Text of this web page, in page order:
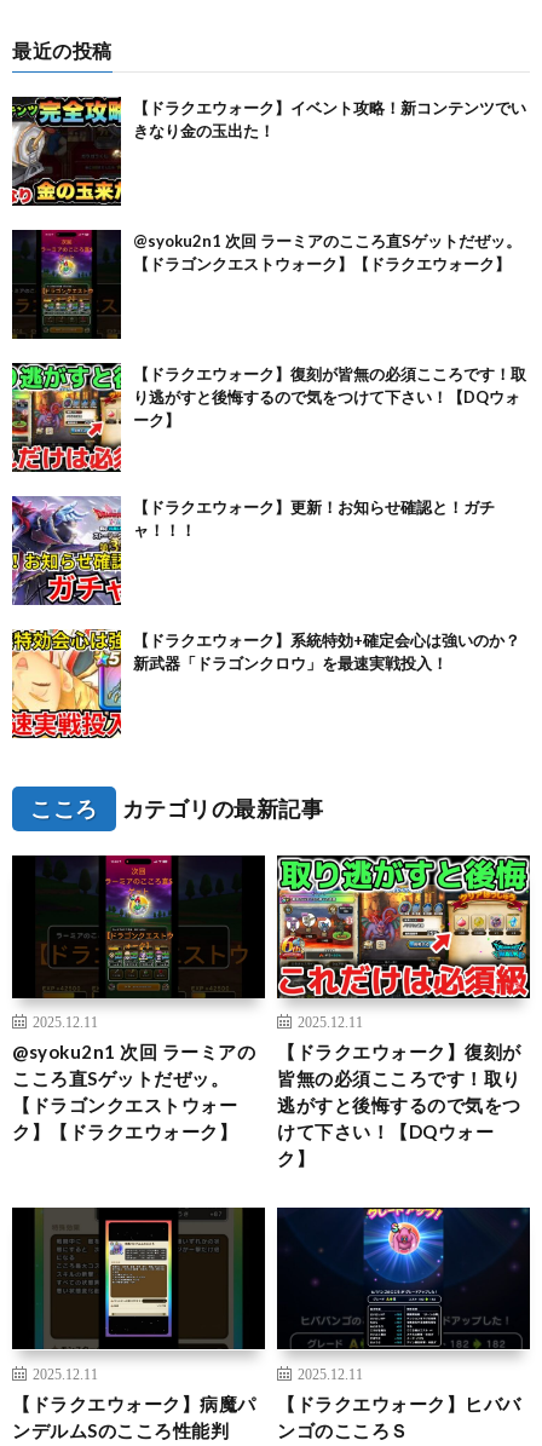
最近の投稿
【ドラクエウォーク】イベント攻略！新コンテンツでい
きなり金の玉出た！
@syoku2n1 次回 ラーミアのこころ直Sゲットだぜッ。
【ドラゴンクエストウォーク】【ドラクエウォーク】
【ドラクエウォーク】復刻が皆無の必須こころです！取
り逃がすと後悔するので気をつけて下さい！【DQウォ
ーク】
【ドラクエウォーク】更新！お知らせ確認と！ガチ
ャ！！！
【ドラクエウォーク】系統特効+確定会心は強いのか？
新武器「ドラゴンクロウ」を最速実戦投入！
こころ カテゴリの最新記事
2025.12.11
@syoku2n1 次回 ラーミアの
こころ直Sゲットだぜッ。
【ドラゴンクエストウォー
ク】【ドラクエウォーク】
2025.12.11
【ドラクエウォーク】復刻が
皆無の必須こころです！取り
逃がすと後悔するので気をつ
けて下さい！【DQウォー
ク】
2025.12.11
【ドラクエウォーク】病魔パ
ンデルムSのこころ性能判
2025.12.11
【ドラクエウォーク】ヒババ
ンゴのこころＳ